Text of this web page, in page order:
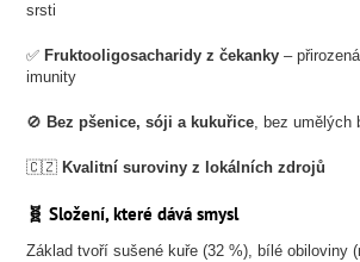
srsti
✅ Fruktooligosacharidy z čekanky –
imunity
🚫 Bez pšenice, sóji a kukuřice, bez umělých
🇨🇿 Kvalitní suroviny z lokálních zdrojů
🧬 Složení, které dává smysl
Základ tvoří sušené kuře (32 %), bílé obiloviny